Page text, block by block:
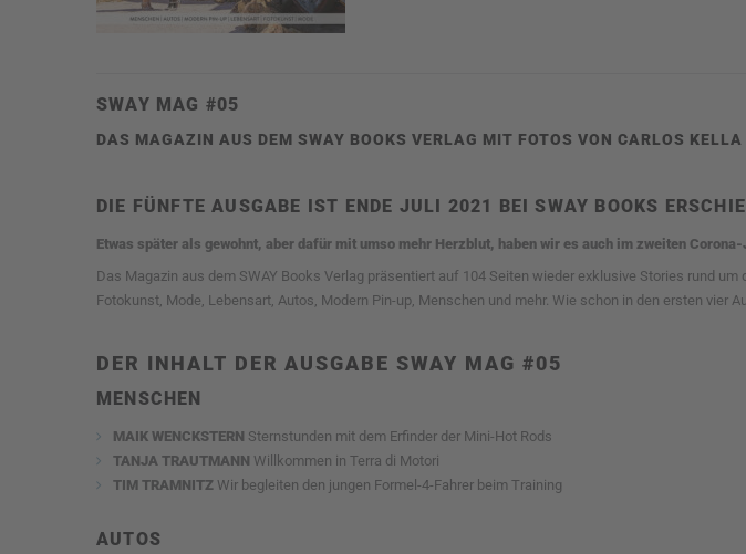
SWAY MAG #05
DAS MAGAZIN AUS DEM SWAY BOOKS VERLAG MIT FOTOS VON CARLOS
DIE FÜNFTE AUSGABE IST ENDE JULI 2021 BEI SWAY BOOKS
Etwas später als gewohnt, aber dafür mit umso mehr Herzblut, haben wir es auch im zweiten
Das Magazin aus dem SWAY Books Verlag präsentiert auf 104 Seiten wieder exklusive Stories rund
Fotokunst, Mode, Lebensart, Autos, Modern Pin-up, Menschen und mehr. Wie schon in den ersten vier
DER INHALT DER AUSGABE SWAY MAG #05
MENSCHEN
MAIK WENCKSTERN Sternstunden mit dem Erfinder der Mini-Hot Rods
TANJA TRAUTMANN Willkommen in Terra di Motori
TIM TRAMNITZ Wir begleiten den jungen Formel-4-Fahrer beim Training
AUTOS